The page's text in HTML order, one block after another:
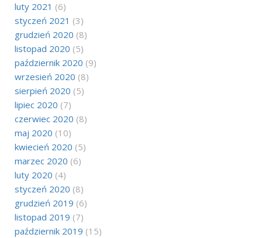
luty 2021 (6)
styczeń 2021 (3)
grudzień 2020 (8)
listopad 2020 (5)
październik 2020 (9)
wrzesień 2020 (8)
sierpień 2020 (5)
lipiec 2020 (7)
czerwiec 2020 (8)
maj 2020 (10)
kwiecień 2020 (5)
marzec 2020 (6)
luty 2020 (4)
styczeń 2020 (8)
grudzień 2019 (6)
listopad 2019 (7)
październik 2019 (15)